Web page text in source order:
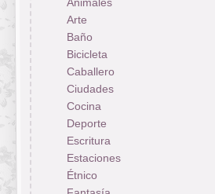
Arte
Baño
Bicicleta
Caballero
Ciudades
Cocina
Deporte
Escritura
Estaciones
Étnico